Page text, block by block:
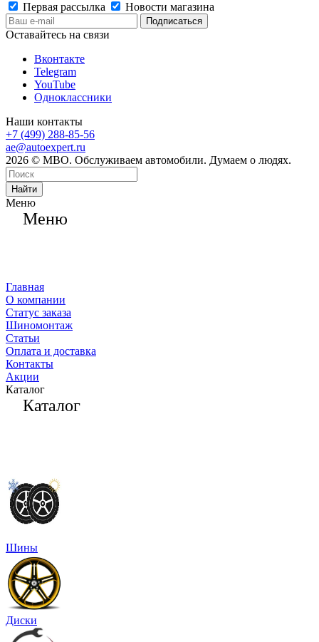
Первая рассылка
Новости магазина
Оставайтесь на связи
Вконтакте
Telegram
YouTube
Одноклассники
Наши контакты
+7 (499) 288-85-56
ae@autoexpert.ru
2026 © МВО. Обслуживаем автомобили. Думаем о людях.
Найти
Меню
Меню
Главная
О компании
Статус заказа
Шиномонтаж
Статьи
Оплата и доставка
Контакты
Акции
Каталог
Каталог
Шины
Диски